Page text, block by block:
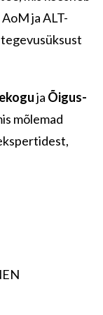
ja ALT-
ja Õigus-
mõlemad